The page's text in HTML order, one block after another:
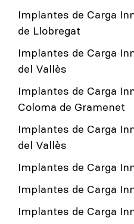
Implantes de Carga
de Llobregat
Implantes de Carga
del Vallès
Implantes de Carga
Coloma de Gramenet
Implantes de Carga
del Vallès
Implantes de Carga
Implantes de Carga
Implantes de Carga